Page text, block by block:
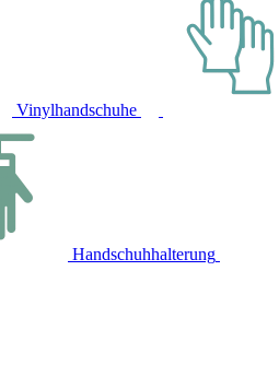
Vinylhandschuhe
Handschuhhalterung